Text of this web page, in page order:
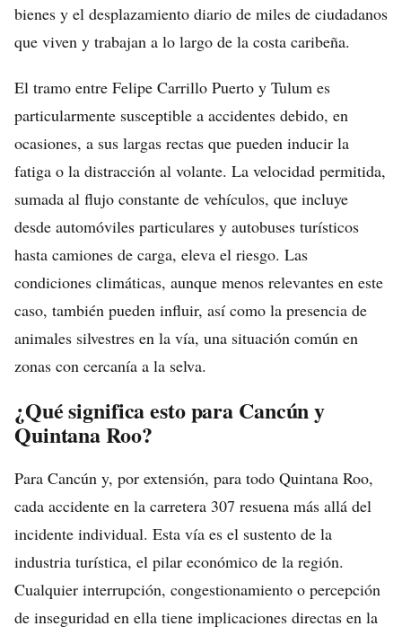
bienes y el desplazamiento diario de miles de ciudadanos
que viven y trabajan a lo largo de la costa caribeña.
El tramo entre Felipe Carrillo Puerto y Tulum es
particularmente susceptible a accidentes debido, en
ocasiones, a sus largas rectas que pueden inducir la
fatiga o la distracción al volante. La velocidad permitida,
sumada al flujo constante de vehículos, que incluye
desde automóviles particulares y autobuses turísticos
hasta camiones de carga, eleva el riesgo. Las
condiciones climáticas, aunque menos relevantes en este
caso, también pueden influir, así como la presencia de
animales silvestres en la vía, una situación común en
zonas con cercanía a la selva.
¿Qué significa esto para Cancún y
Quintana Roo?
Para Cancún y, por extensión, para todo Quintana Roo,
cada accidente en la carretera 307 resuena más allá del
incidente individual. Esta vía es el sustento de la
industria turística, el pilar económico de la región.
Cualquier interrupción, congestionamiento o percepción
de inseguridad en ella tiene implicaciones directas en la